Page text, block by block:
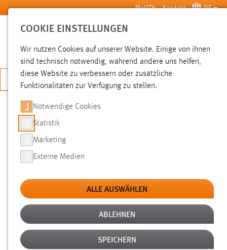
Zum Hauptinhalt springen MyOTH Kontakt DE
SUCHE
JETZT BEWERBEN
SUCHE
FILTER
Typ
Erstellungsdatum
Alter
COOKIE EINSTELLUNGEN
Wir nutzen Cookies auf unserer Website. Einige von ihnen
sind technisch notwendig, während andere uns helfen,
diese Website zu verbessern oder zusätzliche
Funktionalitäten zur Verfügung zu stellen.
Notwendige Cookies
Statistik
Marketing
Externe Medien
ALLE AUSWÄHLEN
ABLEHNEN
SPEICHERN